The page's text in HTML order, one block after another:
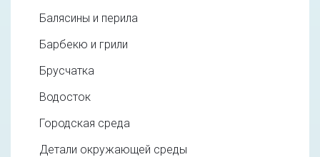
Балясины и перила
Барбекю и грили
Брусчатка
Водосток
Городская среда
Детали окружающей среды